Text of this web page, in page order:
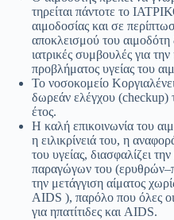
τηρείται πάντοτε το
αιμοδοσίας και σε
αποκλεισμού του αιμοδότη
ιατρικές συμβουλές για
προβλήματος υγείας του
Το νοσοκομείο
δωρεάν ελέγχου (checkup)
έτος.
Η καλή επικοινωνία του
η ειλικρίνειά του, η
του υγείας, διασφαλίζει
παραγώγων του
την μετάγγιση αίματος
AIDS ), παρόλο που όλες οι
για ηπατίτιδες και AIDS.